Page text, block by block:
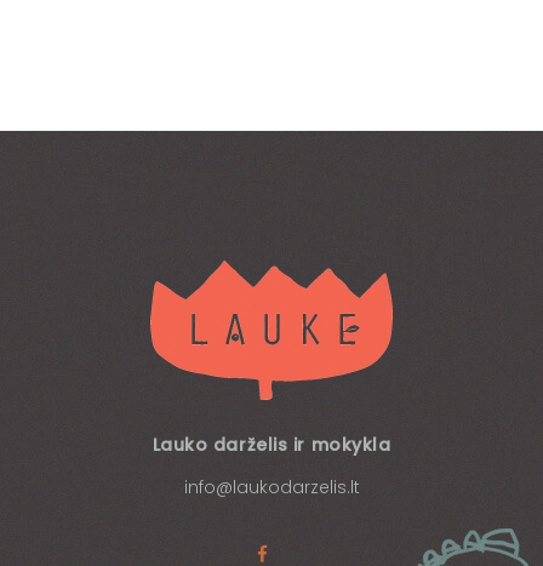
Lauko darželis ir mokykla
info@laukodarzelis.lt